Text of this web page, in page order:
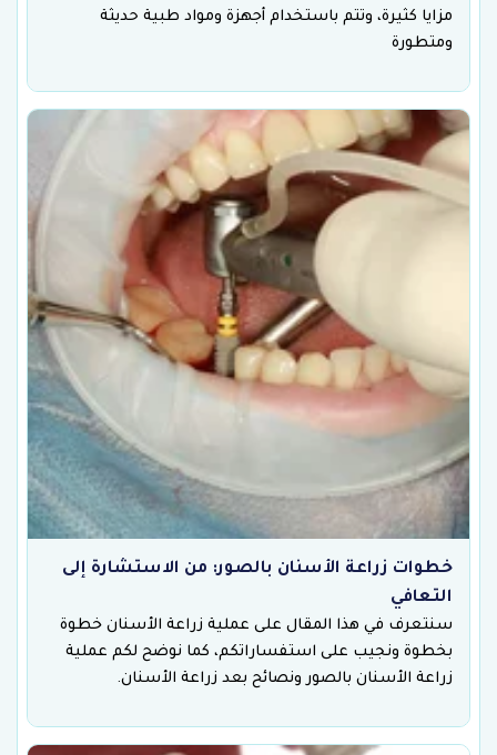
مزايا كثيرة، وتتم باستخدام أجهزة ومواد طبية حديثة
ومتطورة
خطوات زراعة الأسنان بالصور: من الاستشارة إلى
التعافي
سنتعرف في هذا المقال على عملية زراعة الأسنان خطوة
بخطوة ونجيب على استفساراتكم، كما نوضح لكم عملية
زراعة الأسنان بالصور ونصائح بعد زراعة الأسنان.